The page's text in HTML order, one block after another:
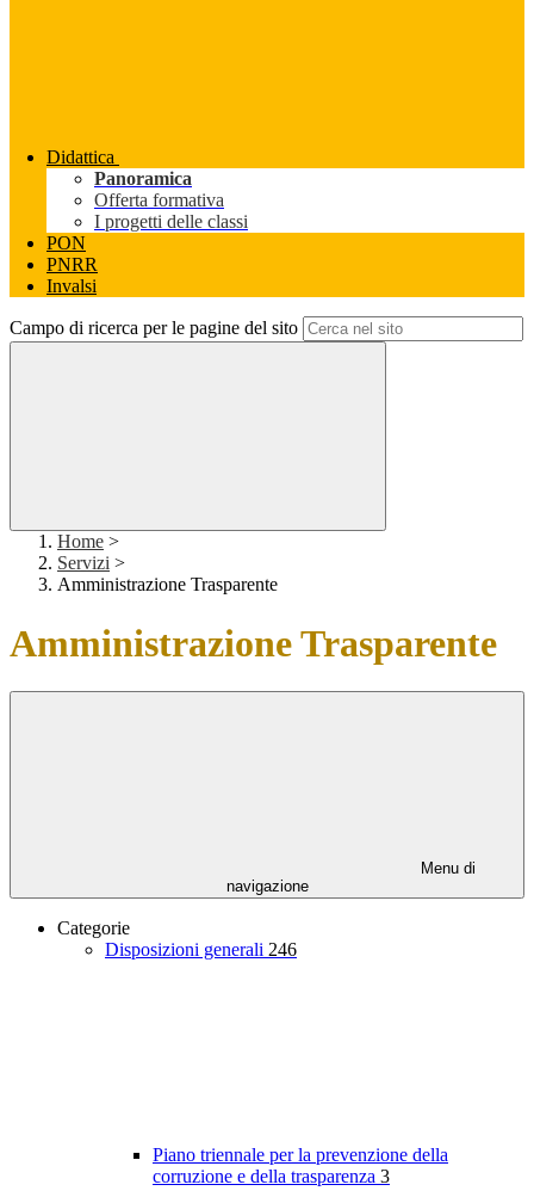
Didattica
Panoramica
Offerta formativa
I progetti delle classi
PON
PNRR
Invalsi
Campo di ricerca per le pagine del sito
Home >
Servizi >
Amministrazione Trasparente
Amministrazione Trasparente
Menu di
navigazione
Categorie
Disposizioni generali 246
Piano triennale per la prevenzione della
corruzione e della trasparenza 3